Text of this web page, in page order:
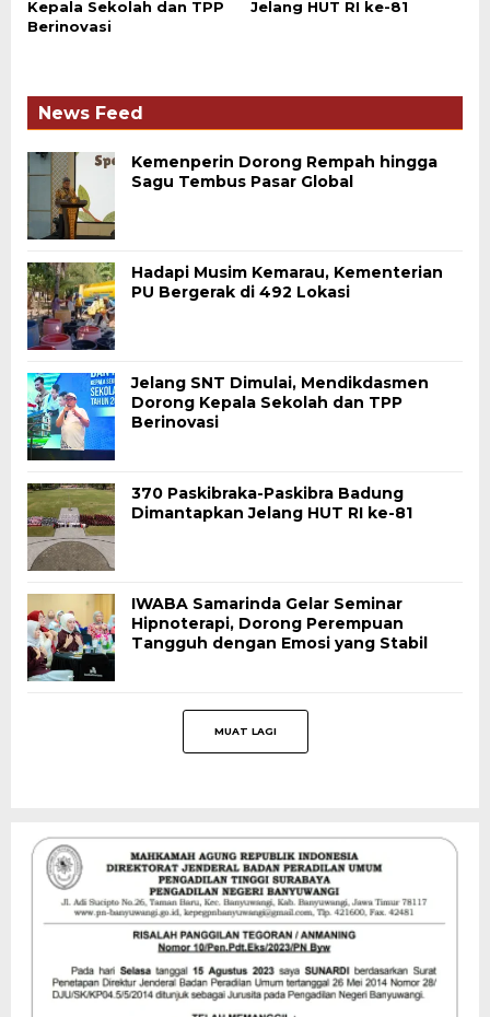
Kepala Sekolah dan TPP
Berinovasi
Jelang HUT RI ke-81
News Feed
Kemenperin Dorong Rempah hingga
Sagu Tembus Pasar Global
Hadapi Musim Kemarau, Kementerian
PU Bergerak di 492 Lokasi
Jelang SNT Dimulai, Mendikdasmen
Dorong Kepala Sekolah dan TPP
Berinovasi
370 Paskibraka-Paskibra Badung
Dimantapkan Jelang HUT RI ke-81
IWABA Samarinda Gelar Seminar
Hipnoterapi, Dorong Perempuan
Tangguh dengan Emosi yang Stabil